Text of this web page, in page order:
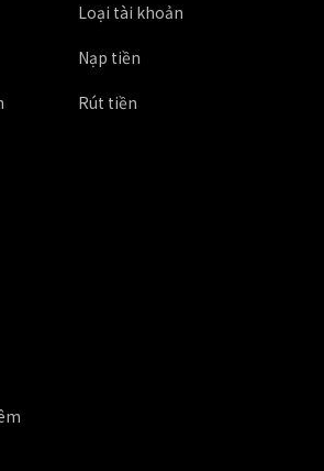
Loại tài khoản
Nạp tiền
Rút tiền